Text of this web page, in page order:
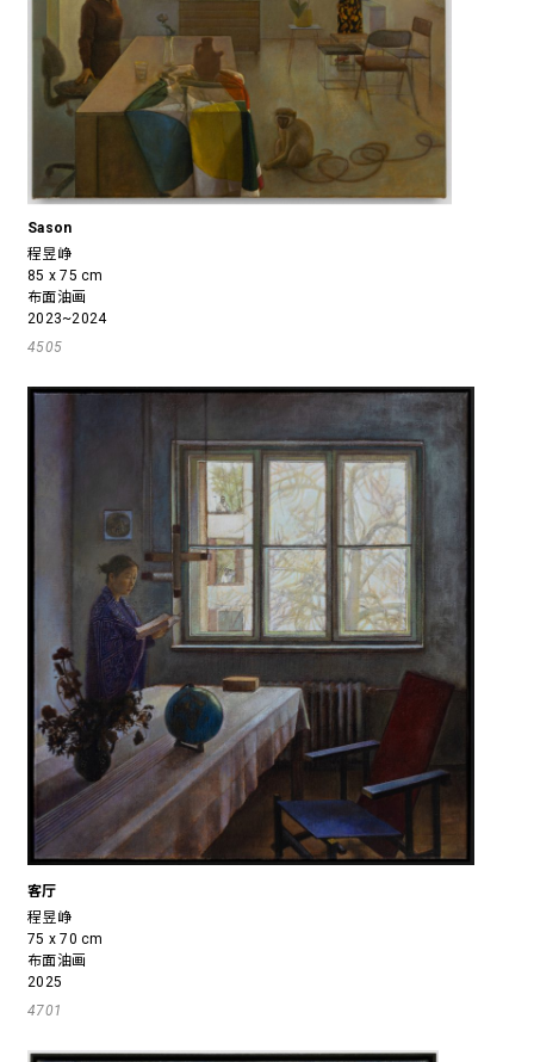
Sason
程昱峥
85 x 75 cm
布面油画
2023~2024
4505
客厅
程昱峥
75 x 70 cm
布面油画
2025
4701